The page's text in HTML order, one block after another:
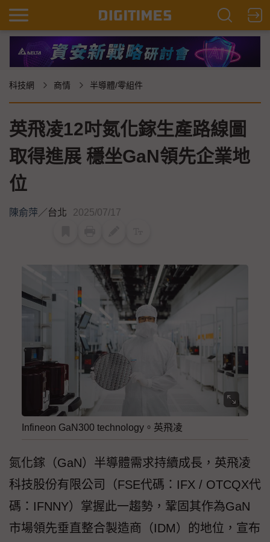
科技網 商情 半導體/零組件
英飛凌12吋氮化鎵生產路線圖
取得進展 穩坐GaN領先企業地
位
陳俞萍／台北 2025/07/17
Infineon GaN300 technology。英飛凌
氮化鎵（GaN）半導體需求持續成長，英飛凌
科技股份有限公司（FSE代碼：IFX / OTCQX代
碼：IFNNY）掌握此一趨勢，鞏固其作為GaN
市場領先垂直整合製造商（IDM）的地位，宣布